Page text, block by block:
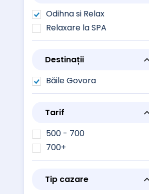
Odihna si Relax
Relaxare la SPA
Destinații
Băile Govora
Tarif
500 - 700
700+
Tip cazare